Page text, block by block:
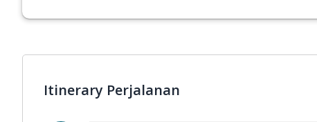
Itinerary Perjalanan